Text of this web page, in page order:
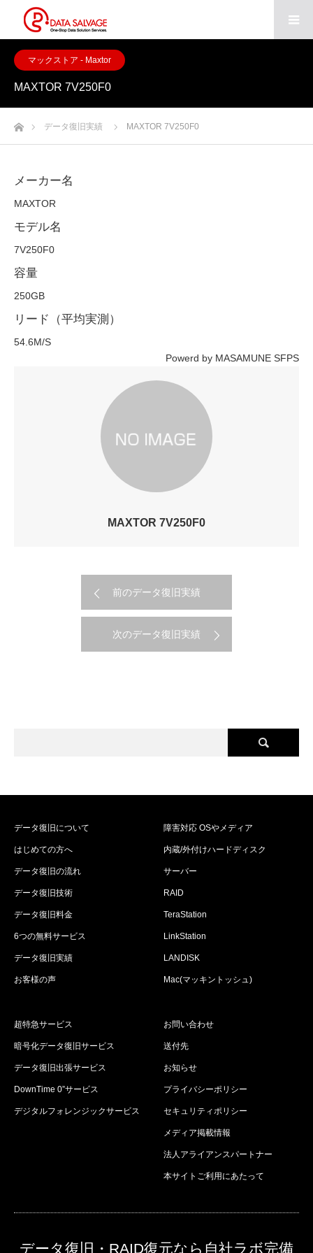
マックストア - Maxtor
MAXTOR 7V250F0
ホームデータ復旧実績 MAXTOR 7V250F0
メーカー名
MAXTOR
モデル名
7V250F0
容量
250GB
リード（平均実測）
54.6M/S
Powerd by MASAMUNE SFPS
MAXTOR 7V250F0
前のデータ復旧実績
次のデータ復旧実績
データ復旧について
はじめての方へ
データ復旧の流れ
データ復旧技術
データ復旧料金
6つの無料サービス
データ復旧実績
お客様の声
障害対応 OSやメディア
内蔵/外付けハードディスク
サーバー
RAID
TeraStation
LinkStation
LANDISK
Mac(マッキントッシュ)
超特急サービス
暗号化データ復旧サービス
データ復旧出張サービス
DownTime 0”サービス
デジタルフォレンジックサービス
お問い合わせ
送付先
お知らせ
プライバシーポリシー
セキュリティポリシー
メディア掲載情報
法人アライアンスパートナー
本サイトご利用にあたって
データ復旧・RAID復元なら自社ラボ完備